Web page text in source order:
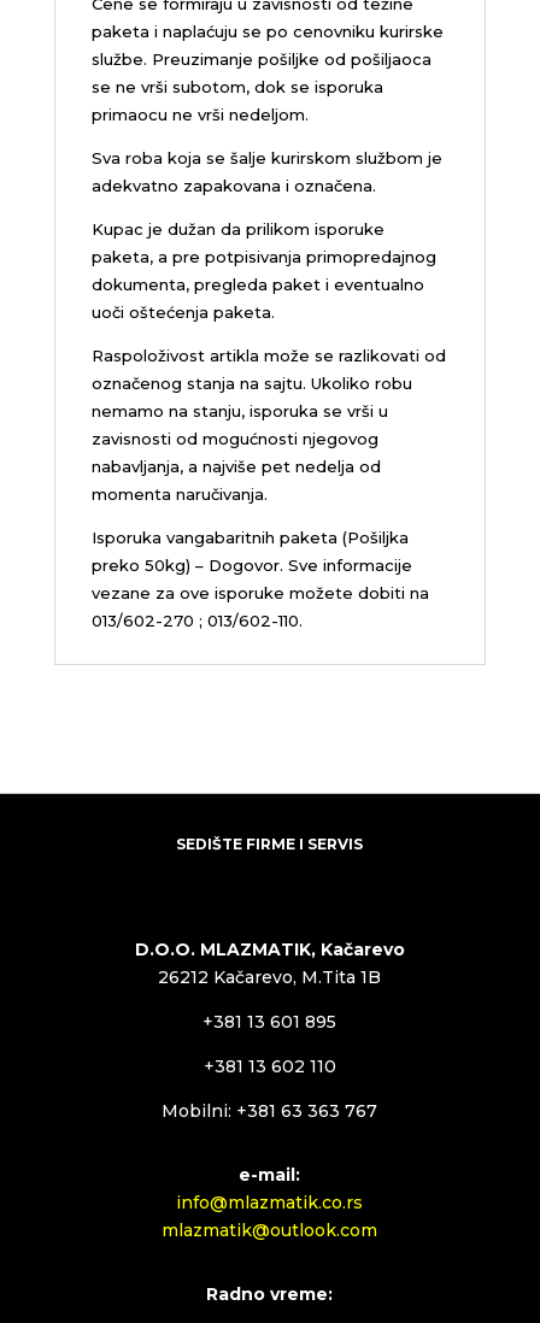
paketa i naplaćuju se po cenovniku kurirske
službe. Preuzimanje pošiljke od pošiljaoca
se ne vrši subotom, dok se isporuka
primaocu ne vrši nedeljom.
Sva roba koja se šalje kurirskom službom je
adekvatno zapakovana i označena.
Kupac je dužan da prilikom isporuke
paketa, a pre potpisivanja primopredajnog
dokumenta, pregleda paket i eventualno
uoči oštećenja paketa.
Raspoloživost artikla može se razlikovati od
označenog stanja na sajtu. Ukoliko robu
nemamo na stanju, isporuka se vrši u
zavisnosti od mogućnosti njegovog
nabavljanja, a najviše pet nedelja od
momenta naručivanja.
Isporuka vangabaritnih paketa (Pošiljka
preko 50kg) – Dogovor. Sve informacije
vezane za ove isporuke možete dobiti na
013/602-270 ; 013/602-110.
SEDIŠTE FIRME I SERVIS
D.O.O. MLAZMATIK, Kačarevo
26212 Kačarevo, M.Tita 1B
+381 13 601 895
+381 13 602 110
Mobilni: +381 63 363 767
e-mail:
info@mlazmatik.co.rs
mlazmatik@outlook.com
Radno vreme: